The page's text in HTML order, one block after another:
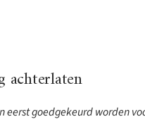
achterlaten
eerst goedgekeurd worden